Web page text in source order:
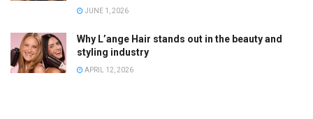
JUNE 1, 2026
Why L’ange Hair stands out in the beauty and
styling industry
APRIL 12, 2026